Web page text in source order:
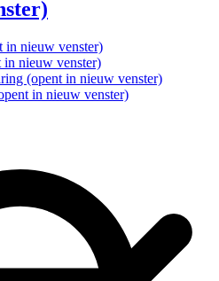
in nieuw venster)
in nieuw venster)
(opent in nieuw venster)
in nieuw venster)